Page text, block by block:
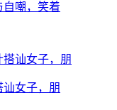
自嘲，笑着
女子，朋